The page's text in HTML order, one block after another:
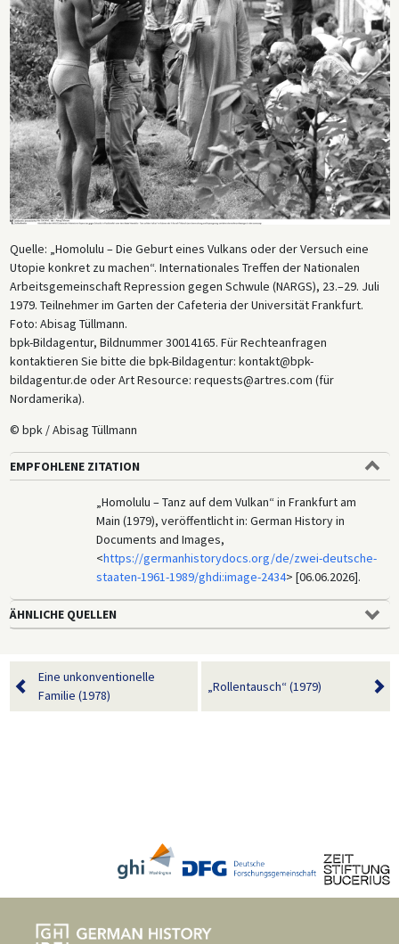
Quelle: „Homolulu – Die Geburt eines Vulkans oder der Versuch eine
Utopie konkret zu machen“. Internationales Treffen der Nationalen
Arbeitsgemeinschaft Repression gegen Schwule (NARGS), 23.–29. Juli
1979. Teilnehmer im Garten der Cafeteria der Universität Frankfurt.
Foto: Abisag Tüllmann.
bpk-Bildagentur, Bildnummer 30014165. Für Rechteanfragen
kontaktieren Sie bitte die bpk-Bildagentur: kontakt@bpk-
bildagentur.de oder Art Resource: requests@artres.com (für
Nordamerika).
© bpk / Abisag Tüllmann
EMPFOHLENE ZITATION
„Homolulu – Tanz auf dem Vulkan“ in Frankfurt am
Main (1979), veröffentlicht in: German History in
Documents and Images,
<https://germanhistorydocs.org/de/zwei-deutsche-
staaten-1961-1989/ghdi:image-2434> [06.06.2026].
ÄHNLICHE QUELLEN
Eine unkonventionelle
Familie (1978)
„Rollentausch“ (1979)